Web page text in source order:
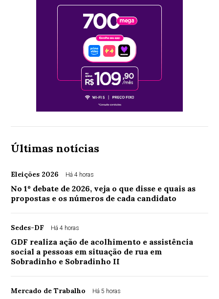
Últimas notícias
Eleições 2026 Há 4 horas
No 1º debate de 2026, veja o que disse e quais as
propostas e os números de cada candidato
Sedes-DF Há 4 horas
GDF realiza ação de acolhimento e assistência
social a pessoas em situação de rua em
Sobradinho e Sobradinho II
Mercado de Trabalho Há 5 horas